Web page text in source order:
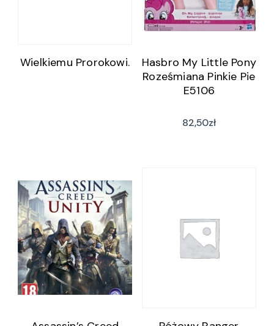
Wielkiemu Prorokowi.
Hasbro My Little Pony
Roześmiana Pinkie Pie
E5106
82,50zł